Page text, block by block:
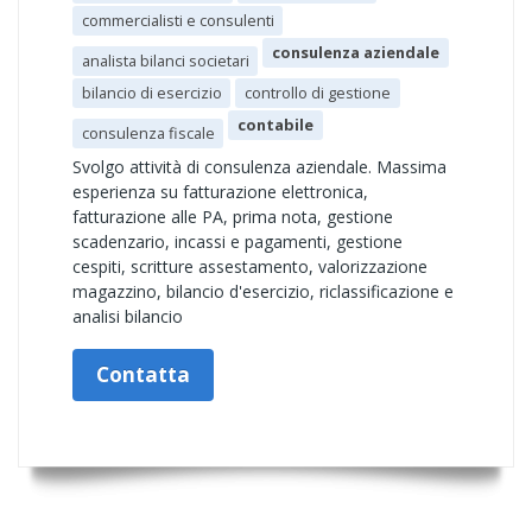
commercialisti e consulenti
analista bilanci societari
consulenza aziendale
bilancio di esercizio
controllo di gestione
consulenza fiscale
contabile
Svolgo attività di consulenza aziendale. Massima
esperienza su fatturazione elettronica,
fatturazione alle PA, prima nota, gestione
scadenzario, incassi e pagamenti, gestione
cespiti, scritture assestamento, valorizzazione
magazzino, bilancio d'esercizio, riclassificazione e
analisi bilancio
Contatta